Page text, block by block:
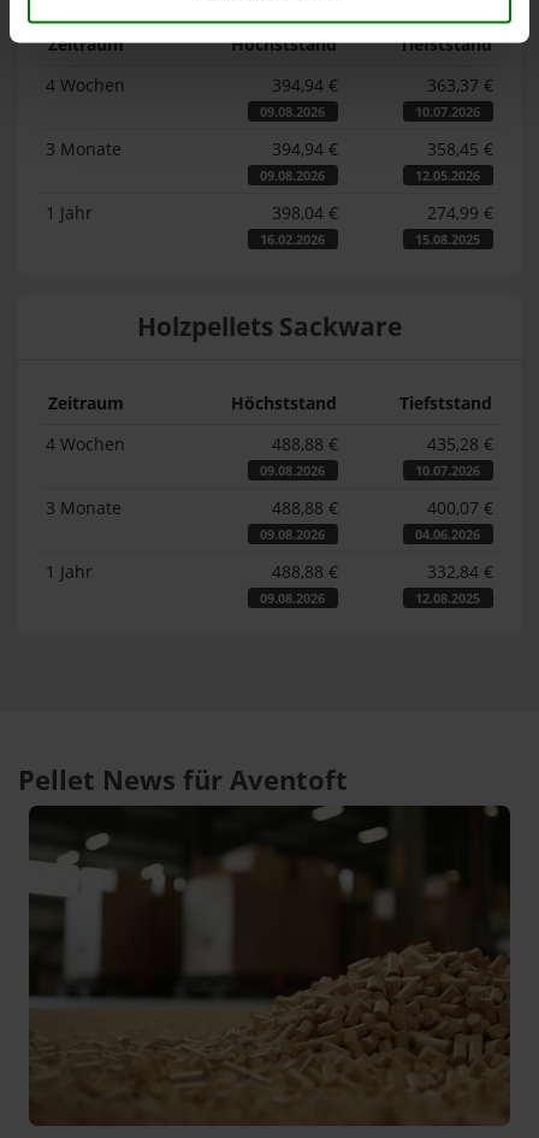
Zeitraum Höchststand
Tiefststand
4 Wochen
394,94 €
09.08.2026
363,37 €
10.07.2026
3 Monate 394,94 €
09.08.2026
358,45 €
12.05.2026
1 Jahr 398,04 €
16.02.2026
274,99 €
15.08.2025
Holzpellets Sackware
Zeitraum Höchststand
Tiefststand
4 Wochen
488,88 €
09.08.2026
435,28 €
10.07.2026
3 Monate 488,88 €
09.08.2026
400,07 €
04.06.2026
1 Jahr 488,88 €
09.08.2026
332,84 €
12.08.2025
Pellet News für Aventoft